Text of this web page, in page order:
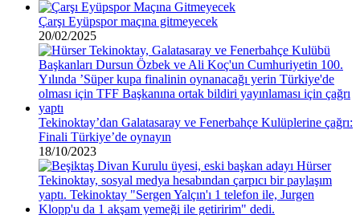
Çarşı Eyüpspor maçına gitmeyecek
20/02/2025
Tekinoktay’dan Galatasaray ve Fenerbahçe Kulüplerine çağrı:
Finali Türkiye’de oynayın
18/10/2023